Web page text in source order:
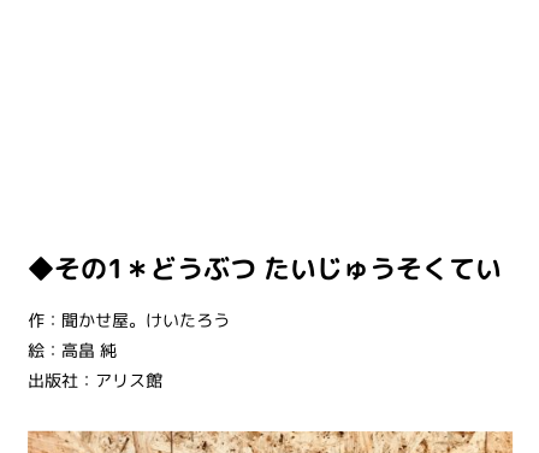
◆その1＊どうぶつ たいじゅうそくてい
作：聞かせ屋。けいたろう
絵：高畠 純
出版社： アリス館